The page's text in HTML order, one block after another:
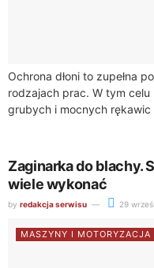
Ochrona dłoni to zupełna
rodzajach prac. W tym
grubych i mocnych
Zaginarka do blachy.
wiele wykonać
by redakcja serwisu 29
MASZYNY I MOTORYZACJA